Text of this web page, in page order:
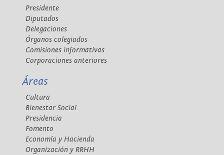
Presidente
Diputados
Delegaciones
Órganos colegiados
Comisiones informativas
Corporaciones anteriores
Áreas
Cultura
Bienestar Social
Presidencia
Fomento
Economía y Hacienda
Organización y RRHH